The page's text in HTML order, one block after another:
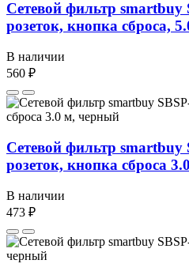
Сетевой фильтр smartbuy
розеток, кнопка сброса,
В наличии
560 ₽
Сетевой фильтр smartbuy
розеток, кнопка сброса
В наличии
473 ₽